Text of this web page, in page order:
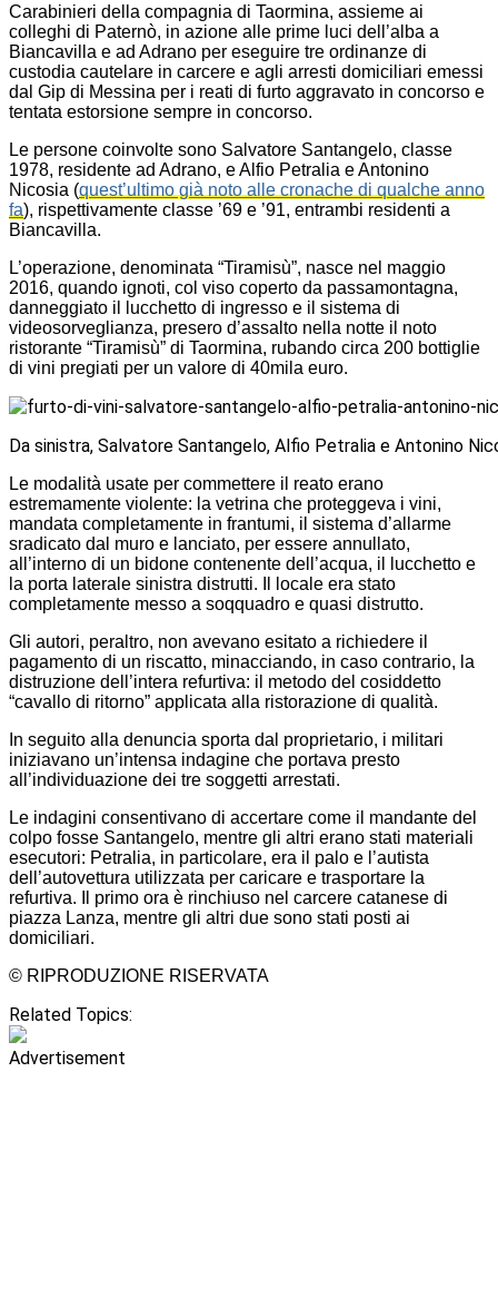
Carabinieri della compagnia di Taormina, assieme ai
colleghi di Paternò, in azione alle prime luci dell’alba a
Biancavilla e ad Adrano per eseguire tre ordinanze di
custodia cautelare in carcere e agli arresti domiciliari emessi
dal Gip di Messina per i reati di furto aggravato in concorso e
tentata estorsione sempre in concorso.
Le persone coinvolte sono Salvatore Santangelo, classe
1978, residente ad Adrano, e Alfio Petralia e Antonino
Nicosia (quest’ultimo già noto alle cronache di qualche anno
fa), rispettivamente classe ’69 e ’91, entrambi residenti a
Biancavilla.
L’operazione, denominata “Tiramisù”, nasce nel maggio
2016, quando ignoti, col viso coperto da passamontagna,
danneggiato il lucchetto di ingresso e il sistema di
videosorveglianza, presero d’assalto nella notte il noto
ristorante “Tiramisù” di Taormina, rubando circa 200 bottiglie
di vini pregiati per un valore di 40mila euro.
Da sinistra, Salvatore Santangelo, Alfio Petralia e Antonino
Le modalità usate per commettere il reato erano
estremamente violente: la vetrina che proteggeva i vini,
mandata completamente in frantumi, il sistema d’allarme
sradicato dal muro e lanciato, per essere annullato,
all’interno di un bidone contenente dell’acqua, il lucchetto e
la porta laterale sinistra distrutti. Il locale era stato
completamente messo a soqquadro e quasi distrutto.
Gli autori, peraltro, non avevano esitato a richiedere il
pagamento di un riscatto, minacciando, in caso contrario, la
distruzione dell’intera refurtiva: il metodo del cosiddetto
“cavallo di ritorno” applicata alla ristorazione di qualità.
In seguito alla denuncia sporta dal proprietario, i militari
iniziavano un’intensa indagine che portava presto
all’individuazione dei tre soggetti arrestati.
Le indagini consentivano di accertare come il mandante del
colpo fosse Santangelo, mentre gli altri erano stati materiali
esecutori: Petralia, in particolare, era il palo e l’autista
dell’autovettura utilizzata per caricare e trasportare la
refurtiva. Il primo ora è rinchiuso nel carcere catanese di
piazza Lanza, mentre gli altri due sono stati posti ai
domiciliari.
© RIPRODUZIONE RISERVATA
Related Topics:
Advertisement